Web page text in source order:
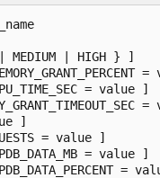
MEDIUM | HIGH } ]
=
= value ]
=
]
= value ]
= value ]
=